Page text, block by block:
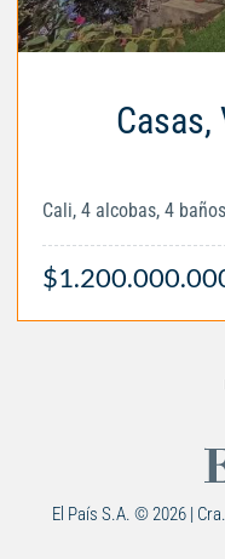
Casas,
Cali, 4 alcobas, 4
El País S.A. © 2026 |